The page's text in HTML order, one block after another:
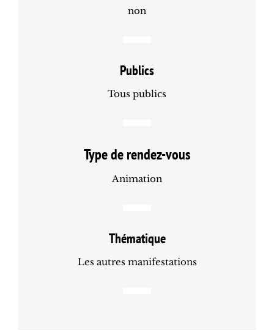
non
Publics
Tous publics
Type de rendez-vous
Animation
Thématique
Les autres manifestations